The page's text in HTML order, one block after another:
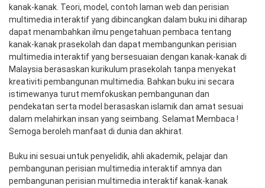
kanak-kanak. Teori, model, contoh laman web dan perisian
multimedia interaktif yang dibincangkan dalam buku ini diharap
dapat menambahkan ilmu pengetahuan pembaca tentang
kanak-kanak prasekolah dan dapat membangunkan perisian
multimedia interaktif yang bersesuaian dengan kanak-kanak di
Malaysia berasaskan kurikulum prasekolah tanpa menyekat
kreativiti pembangunan multimedia. Bahkan buku ini secara
istimewanya turut memfokuskan pembangunan dan
pendekatan serta model berasaskan islamik dan amat sesuai
dalam melahirkan insan yang seimbang. Selamat Membaca !
Semoga beroleh manfaat di dunia dan akhirat.
Buku ini sesuai untuk penyelidik, ahli akademik, pelajar dan
pembangunan perisian multimedia interaktif amnya dan
pembangunan perisian multimedia interaktif kanak-kanak